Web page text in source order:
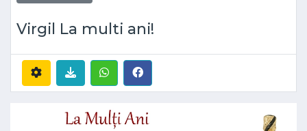
Virgil La multi ani!